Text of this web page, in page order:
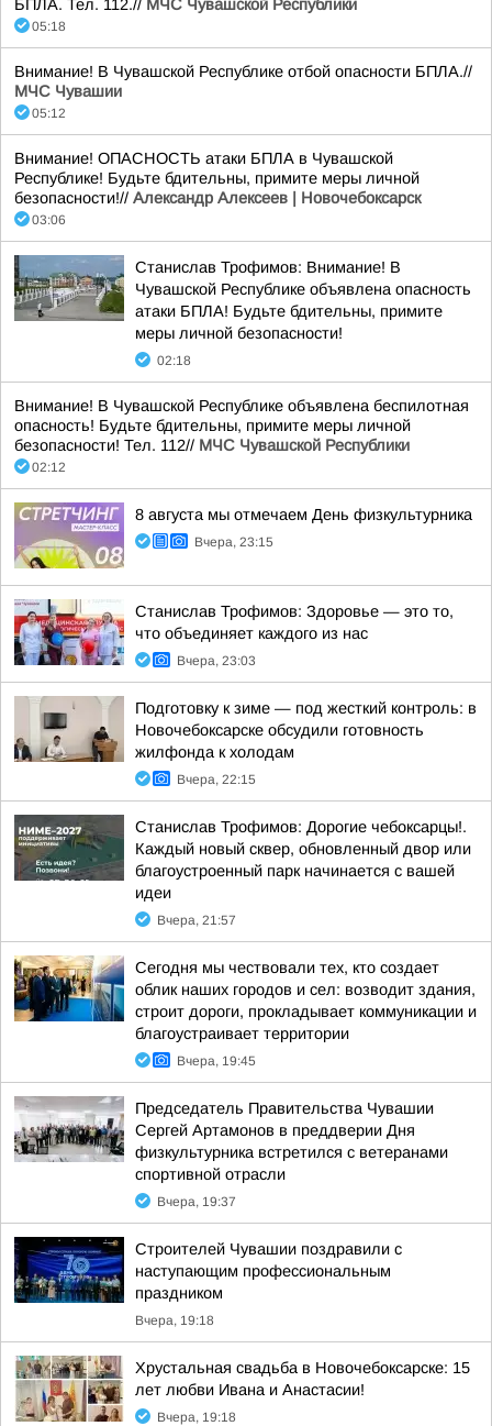
БПЛА. Тел. 112.// МЧС Чувашской Республики
05:18
Внимание! В Чувашской Республике отбой опасности БПЛА.//
МЧС Чувашии
05:12
Внимание! ОПАСНОСТЬ атаки БПЛА в Чувашской
Республике! Будьте бдительны, примите меры личной
безопасности!// Александр Алексеев | Новочебоксарск
03:06
Станислав Трофимов: Внимание! В
Чувашской Республике объявлена опасность
атаки БПЛА! Будьте бдительны, примите
меры личной безопасности!
02:18
Внимание! В Чувашской Республике объявлена беспилотная
опасность! Будьте бдительны, примите меры личной
безопасности! Тел. 112// МЧС Чувашской Республики
02:12
8 августа мы отмечаем День физкультурника
Вчера, 23:15
Станислав Трофимов: Здоровье — это то,
что объединяет каждого из нас
Вчера, 23:03
Подготовку к зиме — под жесткий контроль: в
Новочебоксарске обсудили готовность
жилфонда к холодам
Вчера, 22:15
Станислав Трофимов: Дорогие чебоксарцы!.
Каждый новый сквер, обновленный двор или
благоустроенный парк начинается с вашей
идеи
Вчера, 21:57
Сегодня мы чествовали тех, кто создает
облик наших городов и сел: возводит здания,
строит дороги, прокладывает коммуникации и
благоустраивает территории
Вчера, 19:45
Председатель Правительства Чувашии
Сергей Артамонов в преддверии Дня
физкультурника встретился с ветеранами
спортивной отрасли
Вчера, 19:37
Строителей Чувашии поздравили с
наступающим профессиональным
праздником
Вчера, 19:18
Хрустальная свадьба в Новочебоксарске: 15
лет любви Ивана и Анастасии!
Вчера, 19:18